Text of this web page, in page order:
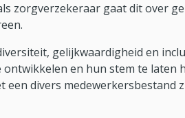
zorgverzekeraar gaat dit over
gelijkwaardigheid en
ontwikkelen en hun stem te laten
divers medewerkersbestand